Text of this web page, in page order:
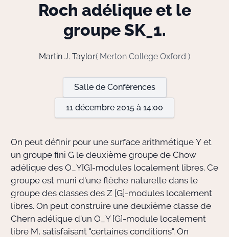
Valorisation
Doctorant·e·s
Bibliothèque
Informatique
Roch adélique et le
groupeSK_1.
Martin J. Taylor( Merton College Oxford )
Salle de Conférences
11 décembre 2015 à 14:00
On peut définir pour une surface arithmétique Y et
un groupe fini G le deuxième groupe de Chow
adélique des O_Y[G]-modules localement libres. Ce
groupe est muni d'une flèche naturelle dans le
groupe des classes des Z [G]-modules localement
libres. On peut construire une deuxième classe de
Chern adélique d'un O_Y [G]-module localement
libre M, satisfaisant "certaines conditions". On